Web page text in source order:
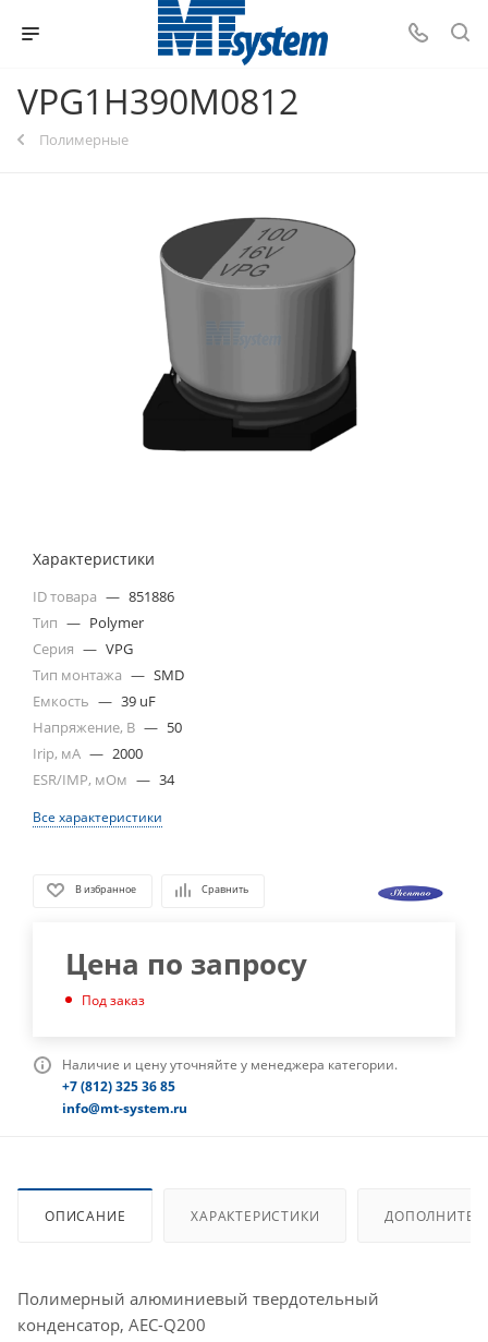
VPG1H390M0812
Полимерные
Характеристики
ID товара — 851886
Тип — Polymer
Серия — VPG
Тип монтажа — SMD
Емкость — 39 uF
Напряжение, В — 50
Irip, мА — 2000
ESR/IMP, мОм — 34
Все характеристики
В избранное Сравнить
Цена по запросу
Под заказ
Наличие и цену уточняйте у менеджера категории.
+7 (812) 325 36 85
info@mt-system.ru
ОПИСАНИЕ ХАРАКТЕРИСТИКИ
Полимерный алюминиевый твердотельный
конденсатор, AEC-Q200